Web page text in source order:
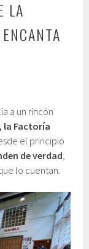
LA
a un rincón
, la Factoría
el principio
de verdad,
lo cuentan.